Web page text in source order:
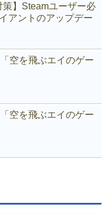
策】Steamユーザー必
アントのアップデー
空を飛ぶエイのゲー
空を飛ぶエイのゲー